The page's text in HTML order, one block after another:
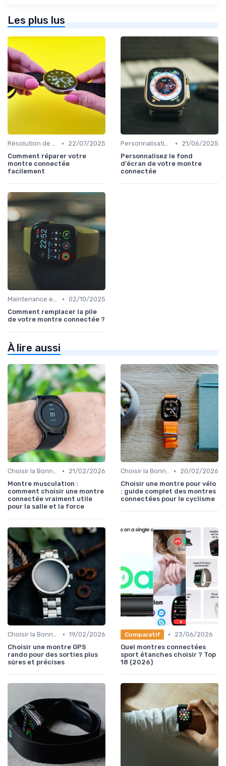
Les plus lus
Résolution de Problèmes Techniques •
22/07/2025
Comment réparer votre
montre connectée
facilement
Personnalisation avec des Bracelets •
21/06/2025
Personnalisez le fond
d'écran de votre montre
connectée
Maintenance et Mises à Jour • 02/10/2025
Comment remplacer la pile
de votre montre connectée ?
À lire aussi
Choisir la Bonne Montre Connectée •
21/02/2026
Montre musculation :
comment choisir une montre
connectée vraiment utile
pour la salle et la force
Choisir la Bonne Montre Connectée •
20/02/2026
Choisir une montre pour vélo
: guide complet des montres
connectées pour le cyclisme
Choisir la Bonne Montre Connectée • 19/02/2026
Choisir une montre GPS
rando pour des sorties plus
sûres et précises
Comparatif •
23/06/2026
Quel montres connectées
sport étanches choisir ? Top
18 (2026)